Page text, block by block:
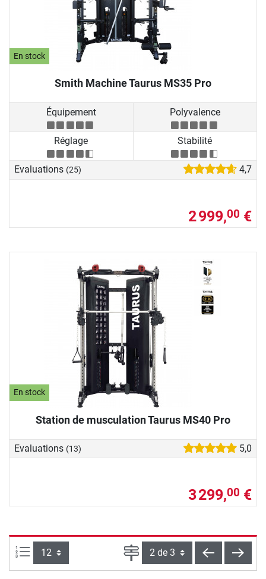
En stock
Smith Machine Taurus MS35 Pro
Équipement Polyvalence
Réglage Stabilité
Evaluations (25) 4,7
2 999,00 €
En stock
Station de musculation Taurus MS40 Pro
Evaluations (13) 5,0
3 299,00 €
Articles par page : Page en arrière